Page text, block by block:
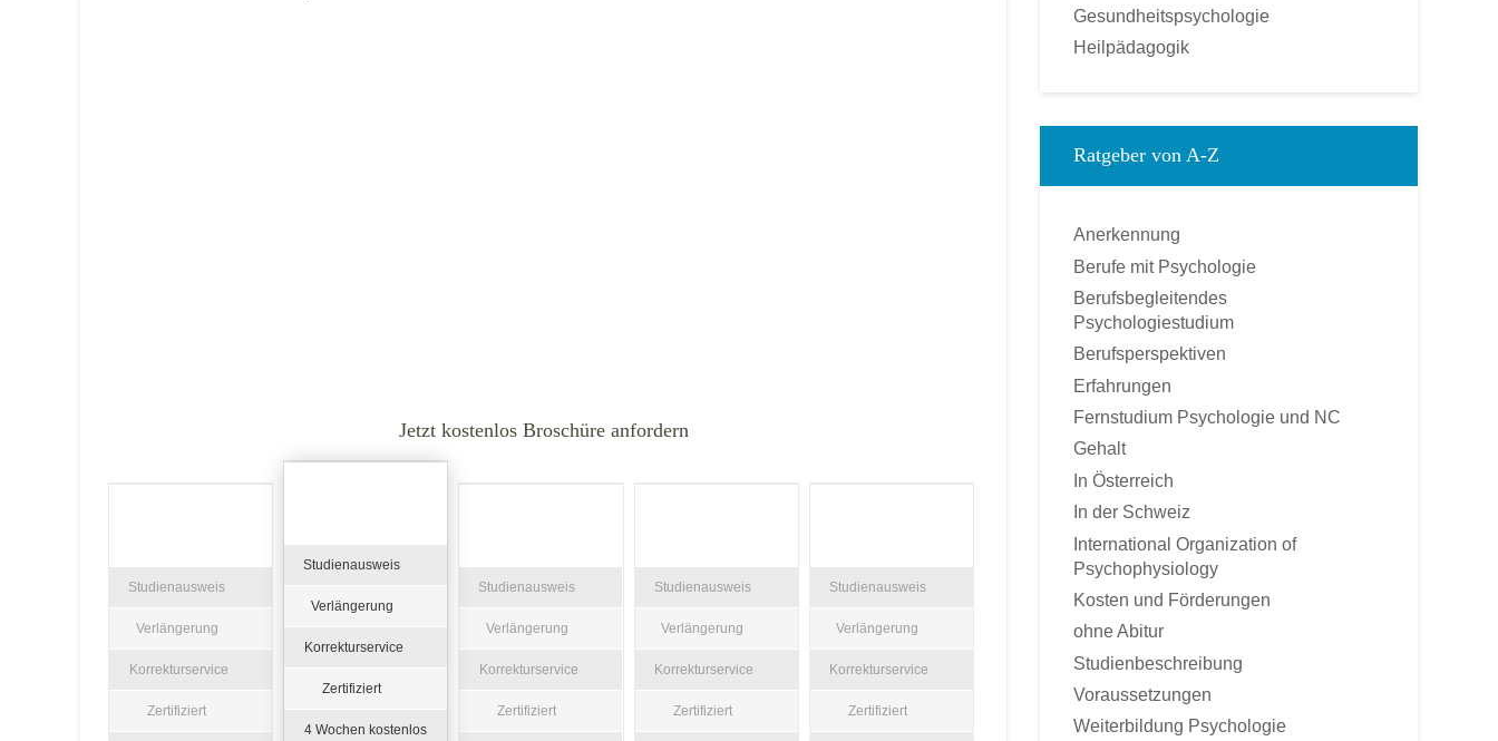
Jetzt kostenlos Broschüre anfordern
Studienausweis
Verlängerung
Korrekturservice
Zertifiziert
Studienausweis
Verlängerung
Korrekturservice
Zertifiziert
4 Wochen kostenlos
Studienausweis
Verlängerung
Korrekturservice
Zertifiziert
Studienausweis
Verlängerung
Korrekturservice
Zertifiziert
Studienausweis
Verlängerung
Korrekturservice
Zertifiziert
Gesundheitspsychologie
Heilpädagogik
Ökonomische Psychologie
Pädagogische Psychologie
Personal und Business Coach
Praktische Psychologie
Psychologie
Psychologischer Berater
Psychotherapie – Heilpraktiker
Rechtspsychologie
Sozialpsychologie
Soziologie
Sportpsychologie
Ratgeber von A-Z
Anerkennung
Berufe mit Psychologie
Berufsbegleitendes
Psychologiestudium
Berufsperspektiven
Erfahrungen
Fernstudium Psychologie und NC
Gehalt
In Österreich
In der Schweiz
International Organization of
Psychophysiology
Kosten und Förderungen
ohne Abitur
Studienbeschreibung
Voraussetzungen
Weiterbildung Psychologie